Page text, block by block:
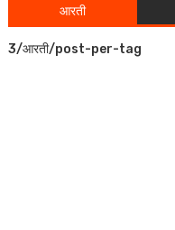
आरती
3/आरती/post-per-tag